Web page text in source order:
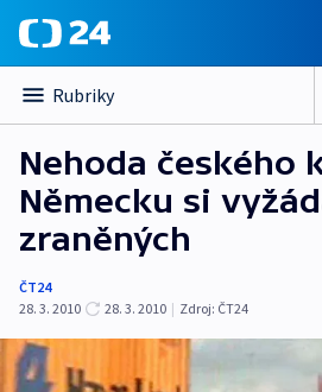
Rubriky
Nehoda českého
Německu si
zraněných
ČT24
28. 3. 2010
28. 3. 2010 | Zdroj: ČT24